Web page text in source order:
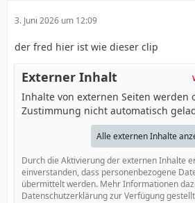
3. Juni 2026 um 12:09
der fred hier ist wie dieser clip
Externer Inhalt
Inhalte von externen Seiten werden
Zustimmung nicht automatisch
Alle externen Inhalte
Durch die Aktivierung der externen Inhalte
einverstanden, dass personenbezogene
übermittelt werden. Mehr Informationen
Datenschutzerklärung zur Verfügung